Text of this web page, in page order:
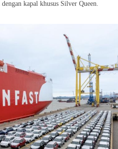
kapal khusus Silver Queen.